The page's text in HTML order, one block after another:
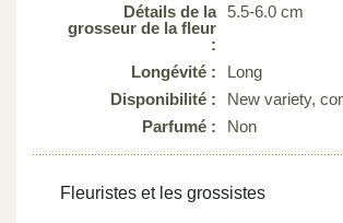
Détails de la
grosseur de la fleur
:
5.5-6.0 cm
Longévité :
Long
Disponibilité :
New variety,
Parfumé :
Non
Fleuristes et les grossistes